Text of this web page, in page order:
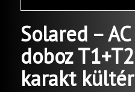
Solared –
doboz
karakt